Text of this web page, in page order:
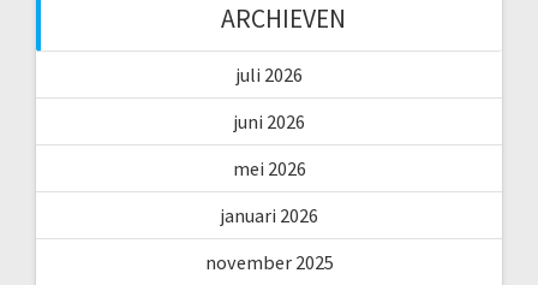
ARCHIEVEN
juli 2026
juni 2026
mei 2026
januari 2026
november 2025